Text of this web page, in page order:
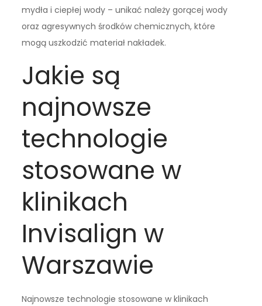
mydła i ciepłej wody – unikać należy gorącej wody
oraz agresywnych środków chemicznych, które
mogą uszkodzić materiał nakładek.
Jakie są
najnowsze
technologie
stosowane w
klinikach
Invisalign w
Warszawie
Najnowsze technologie stosowane w klinikach